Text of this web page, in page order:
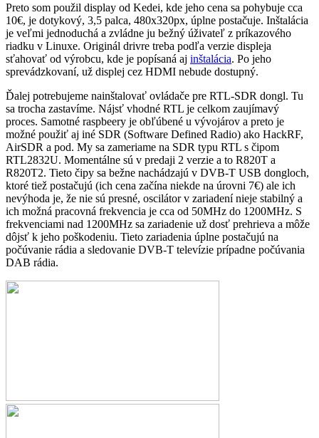
Preto som použil display od Kedei, kde jeho cena sa pohybuje cca
10€, je dotykový, 3,5 palca, 480x320px, úplne postačuje. Inštalácia
je veľmi jednoduchá a zvládne ju bežný úživateľ z príkazového
riadku v Linuxe. Originál drivre treba podľa verzie displeja
sťahovať od výrobcu, kde je popísaná aj inštalácia. Po jeho
sprevádzkovaní, už displej cez HDMI nebude dostupný.
Ďalej potrebujeme nainštalovať ovládače pre RTL-SDR dongl. Tu
sa trocha zastavíme. Nájsť vhodné RTL je celkom zaujímavý
proces. Samotné raspbeery je obľúbené u vývojárov a preto je
možné použiť aj iné SDR (Software Defined Radio) ako HackRF,
AirSDR a pod. My sa zameriame na SDR typu RTL s čipom
RTL2832U. Momentálne sú v predaji 2 verzie a to R820T a
R820T2. Tieto čipy sa bežne nachádzajú v DVB-T USB dongloch,
ktoré tiež postačujú (ich cena začína niekde na úrovni 7€) ale ich
nevýhoda je, že nie sú presné, oscilátor v zariadení nieje stabilný a
ich možná pracovná frekvencia je cca od 50MHz do 1200MHz. S
frekvenciami nad 1200MHz sa zariadenie už dosť prehrieva a môže
dôjsť k jeho poškodeniu. Tieto zariadenia úplne postačujú na
počúvanie rádia a sledovanie DVB-T televízie prípadne počúvania
DAB rádia.